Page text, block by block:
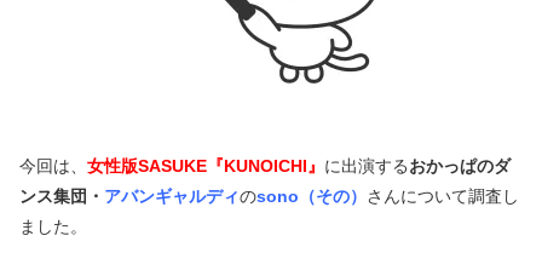
今回は、 女性版SASUKE『KUNOICHI』 に出演するおかっぱのダ
ンス集団・ アバンギャルディのsono（その） さんについて調査し
ました。